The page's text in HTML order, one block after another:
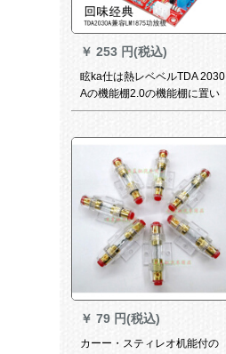
￥ 253 円(税込)
眩ka仕は熱レベベルTDA 2030
Aの機能棚2.0の機能棚に置い
て適切です。LM 1387の暖か
￥ 79 円(税込)
カーー・スティレオ机能付の